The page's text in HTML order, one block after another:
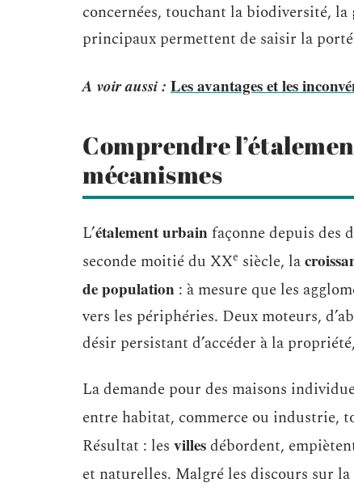
concernées, touchant la biodiversité, la
principaux permettent de saisir la
A voir aussi : Les avantages et les
Comprendre
mécanismes
L’étalement urbainfaçonne depuis des
seconde moitié du XXe siècle, la
de population : à mesure que les
vers les périphéries. Deux moteurs,
désir persistant d’accéder à la
La demande pour des maisons
entre habitat, commerce ou industrie,
Résultat : les villesdébordent,
et naturelles. Malgré les discours sur la